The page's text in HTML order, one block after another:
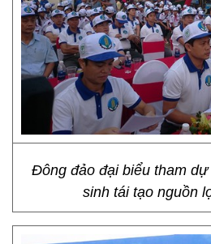
Đông đảo đại biểu tham
sinh tái tạo nguồn